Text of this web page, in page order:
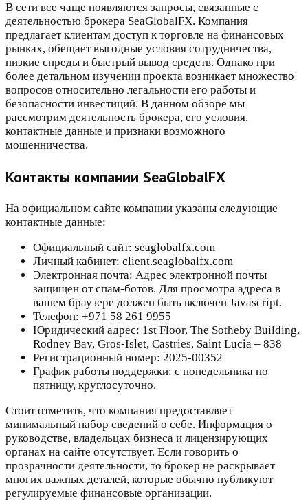
В сети все чаще появляются запросы, связанные с
деятельностью брокера SeaGlobalFX. Компания
предлагает клиентам доступ к торговле на финансовых
рынках, обещает выгодные условия сотрудничества,
низкие спреды и быстрый вывод средств. Однако при
более детальном изучении проекта возникает множество
вопросов относительно легальности его работы и
безопасности инвестиций. В данном обзоре мы
рассмотрим деятельность брокера, его условия,
контактные данные и признаки возможного
мошенничества.
Контакты компании SeaGlobalFX
На официальном сайте компании указаны следующие
контактные данные:
Официальный сайт: seaglobalfx.com
Личный кабинет: client.seaglobalfx.com
Электронная почта: Адрес электронной почты
защищен от спам-ботов. Для просмотра адреса в
вашем браузере должен быть включен Javascript.
Телефон: +971 58 261 9955
Юридический адрес: 1st Floor, The Sotheby Building,
Rodney Bay, Gros-Islet, Castries, Saint Lucia – 838
Регистрационный номер: 2025-00352
График работы поддержки: с понедельника по
пятницу, круглосуточно.
Стоит отметить, что компания предоставляет
минимальный набор сведений о себе. Информация о
руководстве, владельцах бизнеса и лицензирующих
органах на сайте отсутствует. Если говорить о
прозрачности деятельности, то брокер не раскрывает
многих важных деталей, которые обычно публикуют
регулируемые финансовые организации.